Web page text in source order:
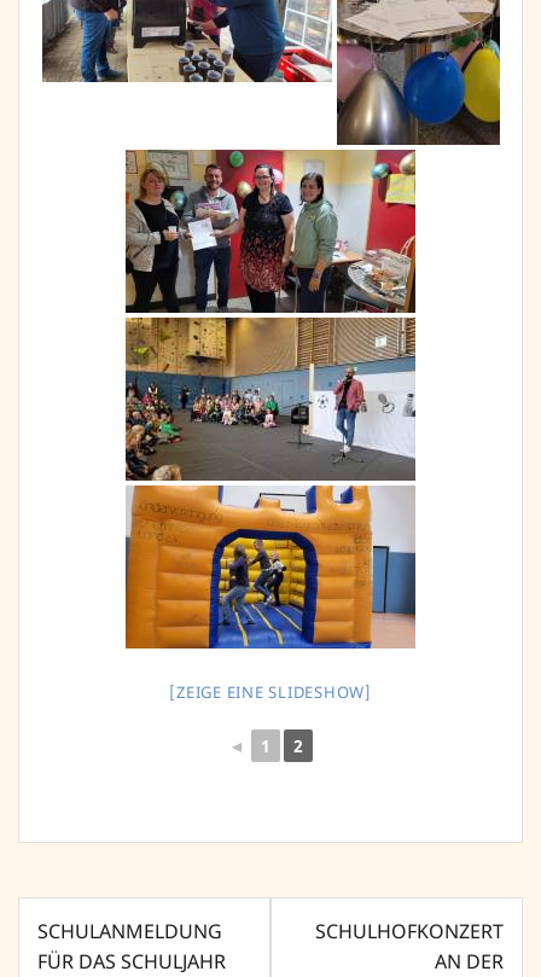
[ZEIGE EINE SLIDESHOW]
◄ 1 2
Beitragsnavigation
SCHULANMELDUNG
FÜR DAS SCHULJAHR
SCHULHOFKONZERT
AN DER